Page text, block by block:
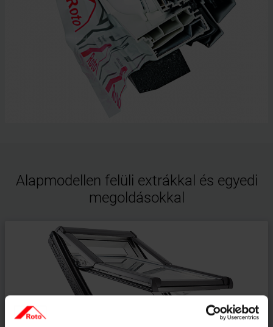
Alapmodellen felüli extrákkal és egyedi
megoldásokkal